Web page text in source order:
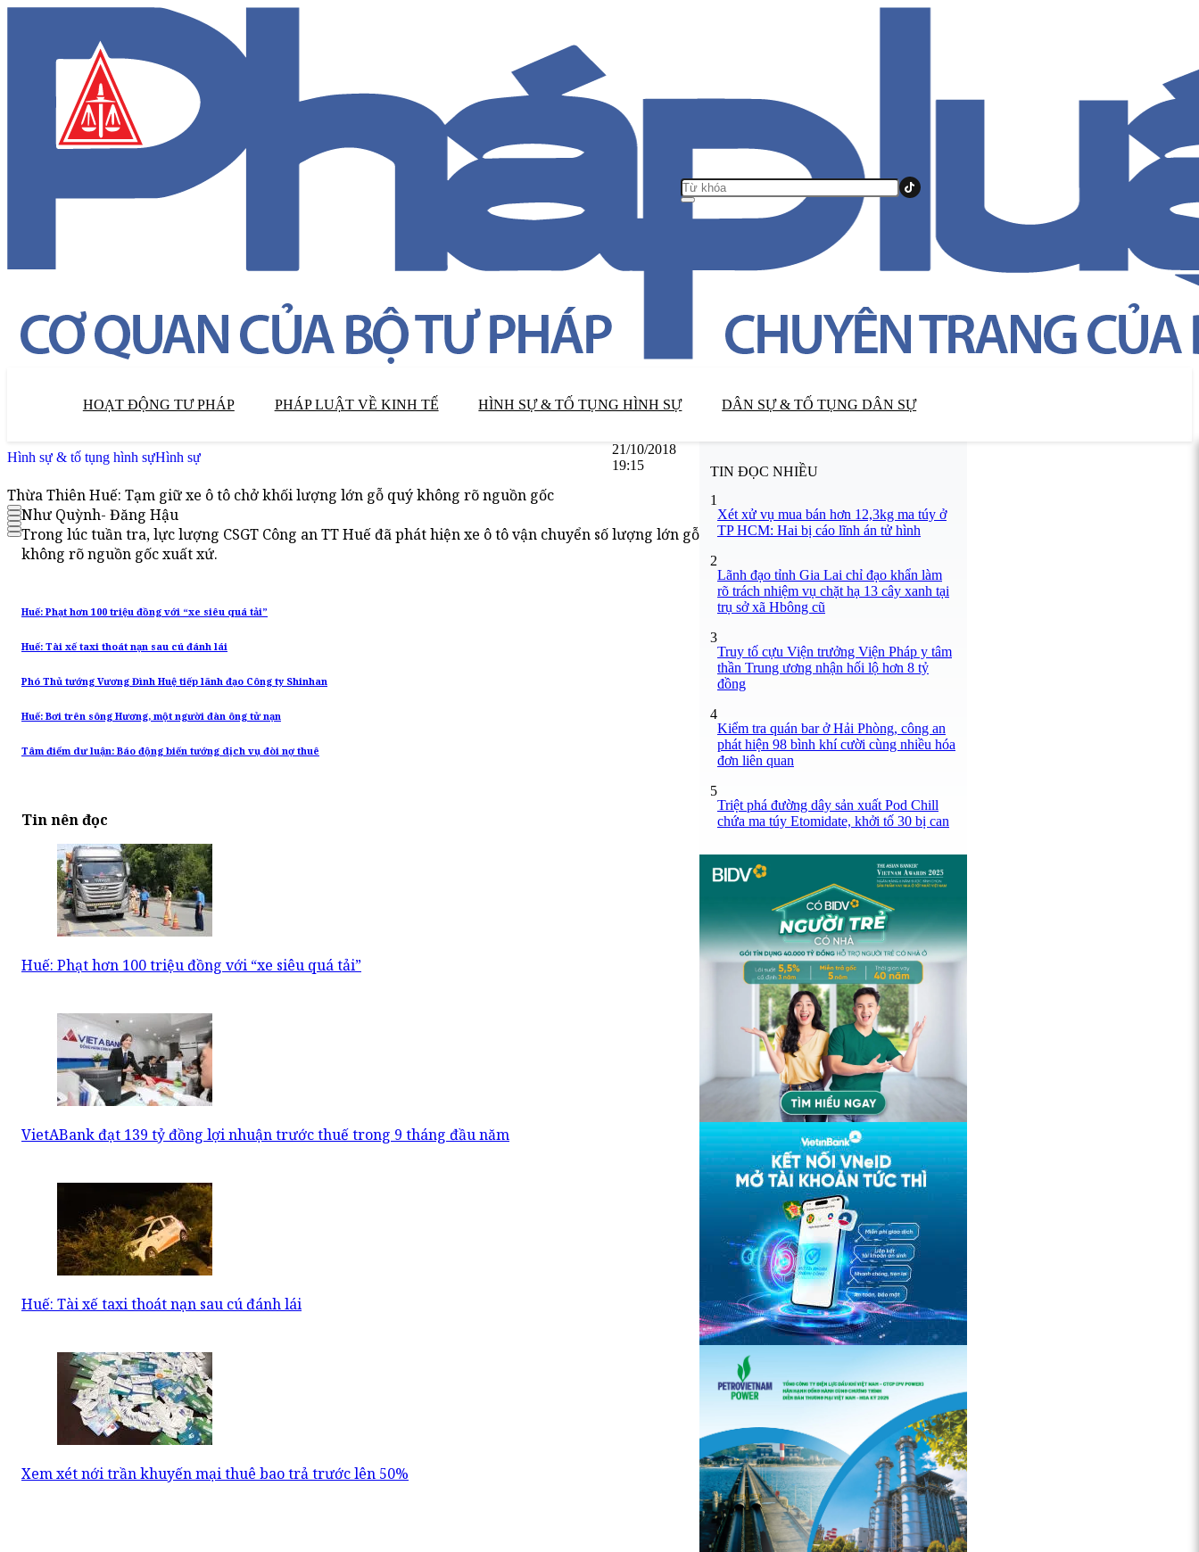
HOẠT ĐỘNG TƯ PHÁP PHÁP LUẬT VỀ KINH TẾ HÌNH SỰ & TỐ TỤNG HÌNH SỰ DÂN SỰ & TỐ TỤNG DÂN SỰ
Hình sự & tố tụng hình sựHình sự
21/10/2018
19:15
Thừa Thiên Huế: Tạm giữ xe ô tô chở khối lượng lớn gỗ quý không rõ nguồn gốc
Như Quỳnh- Đăng Hậu
Trong lúc tuần tra, lực lượng CSGT Công an TT Huế đã phát hiện xe ô tô vận chuyển số lượng lớn gỗ
không rõ nguồn gốc xuất xứ.
Huế: Phạt hơn 100 triệu đồng với “xe siêu quá tải”
Huế: Tài xế taxi thoát nạn sau cú đánh lái
Phó Thủ tướng Vương Đình Huệ tiếp lãnh đạo Công ty Shinhan
Huế: Bơi trên sông Hương, một người đàn ông tử nạn
Tâm điểm dư luận: Báo động biến tướng dịch vụ đòi nợ thuê
Tin nên đọc
Huế: Phạt hơn 100 triệu đồng với “xe siêu quá tải”
VietABank đạt 139 tỷ đồng lợi nhuận trước thuế trong 9 tháng đầu năm
Huế: Tài xế taxi thoát nạn sau cú đánh lái
Xem xét nới trần khuyến mại thuê bao trả trước lên 50%
TIN ĐỌC NHIỀU
1
Xét xử vụ mua bán hơn 12,3kg ma túy ở
TP HCM: Hai bị cáo lĩnh án tử hình
2
Lãnh đạo tỉnh Gia Lai chỉ đạo khẩn làm
rõ trách nhiệm vụ chặt hạ 13 cây xanh tại
trụ sở xã Hbông cũ
3
Truy tố cựu Viện trưởng Viện Pháp y tâm
thần Trung ương nhận hối lộ hơn 8 tỷ
đồng
4
Kiểm tra quán bar ở Hải Phòng, công an
phát hiện 98 bình khí cười cùng nhiều hóa
đơn liên quan
5
Triệt phá đường dây sản xuất Pod Chill
chứa ma túy Etomidate, khởi tố 30 bị can